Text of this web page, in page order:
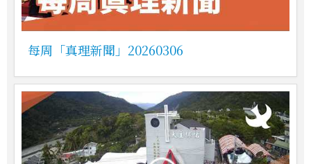
每周「真理新聞」20260306